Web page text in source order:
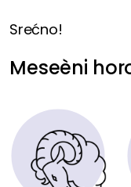
Srećno!
Meseèni